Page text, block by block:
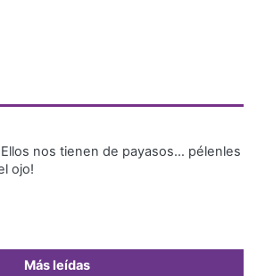
nos tienen de payasos… pélenles
ojo!
Más leídas